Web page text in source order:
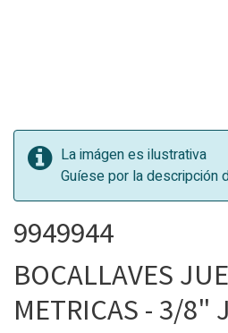
La imágen es ilustrativa
Guíese por la descripción
9949944
BOCALLAVES
METRICAS - 3/8"